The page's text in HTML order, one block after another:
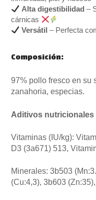
Alta digestibilidad –
cárnicas
Versátil – Perfecta
Composición:
97% pollo fresco en su
zanahoria, especias.
Aditivos nutricionales
Vitaminas (IU/kg):
D3 (3a671) 513,
Minerales: 3b503
(Cu:4,3), 3b603